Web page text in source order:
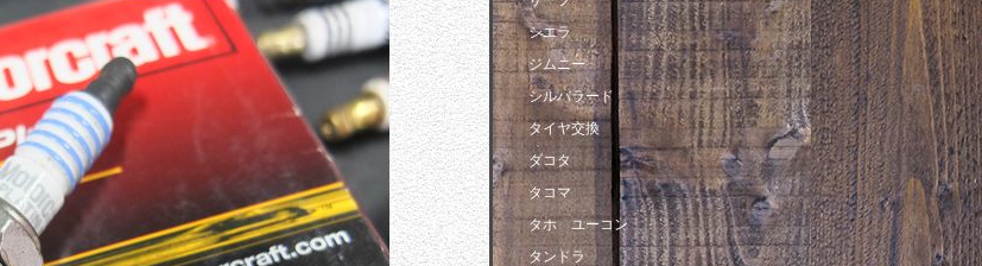
シエラ
ジムニー
シルバラード
タイヤ交換
ダコタ
タコマ
タホ ユーコン
タンドラ